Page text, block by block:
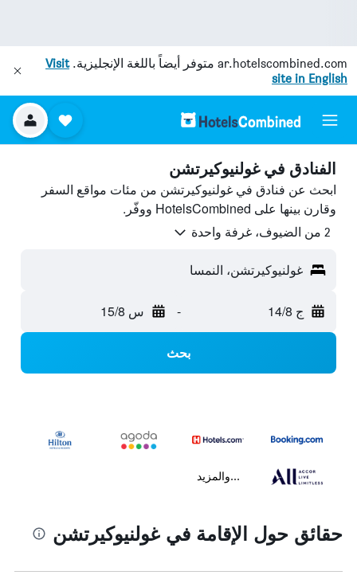
ar.hotelscombined.com متوفر أيضاً باللغة الإنجليزية.Visit
site in English
الفنادق في غولنيوكيرتشن
ابحث عن فنادق في غولنيوكيرتشن من مئات مواقع السفر
وقارن بينها على HotelsCombined ووفّر.
2 من الضيوف، غرفة واحدة
غولنيوكيرتشن، النمسا
ج 14/8 - س 15/8
بحث
...والمزيد
حقائق حول الإقامة في غولنيوكيرتشن